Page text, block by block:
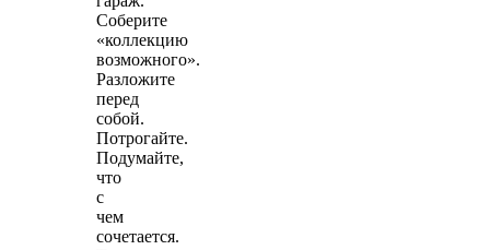
Соберите
«коллекцию
возможного».
Разложите
перед
собой.
Потрогайте.
Подумайте,
что
с
чем
сочетается.